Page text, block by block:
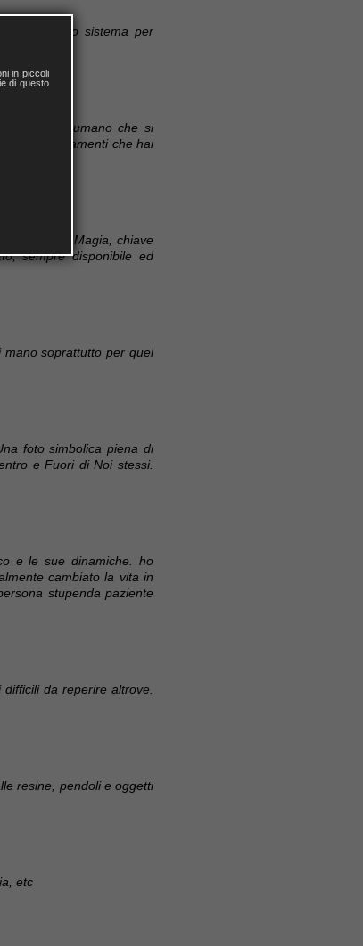
fare un mio sistema per
il rapporto umano che si
gli insegnamenti che hai
della Magia, chiave
sempre disponibile ed
soprattutto per quel
foto simbolica piena di
e Fuori di Noi stessi.
e le sue dinamiche. ho
cambiato la vita in
stupenda paziente
da reperire altrove.
resine, pendoli e oggetti
etc
in piccoli
di questo